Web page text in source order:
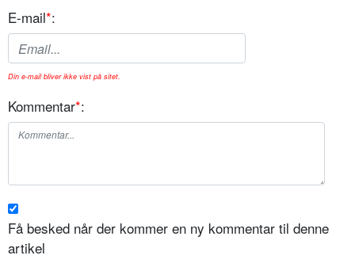
E-mail*:
Din e-mail bliver ikke vist på sitet.
Kommentar*:
Få besked når der kommer en ny kommentar til denne
artikel